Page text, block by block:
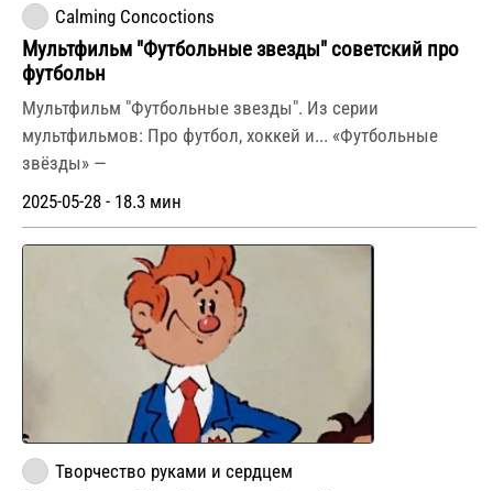
Calming Concoctions
Мультфильм "Футбольные звезды" советский про
футбольн
Мультфильм "Футбольные звезды". Из серии
мультфильмов: Про футбол, хоккей и... «Футбольные
звёзды» —
2025-05-28 - 18.3 мин
Творчество руками и сердцем